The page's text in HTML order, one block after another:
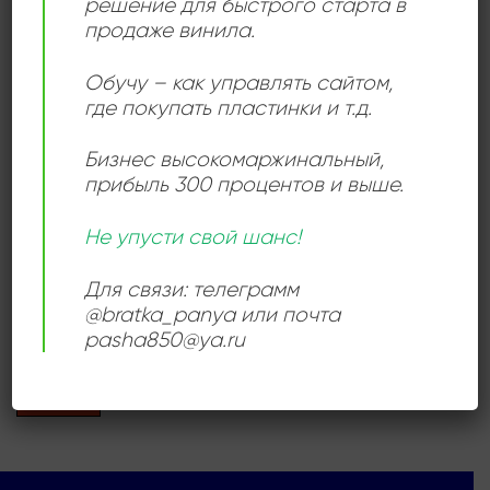
зарождавшейся советской рок-сцене 1980-х годов.
Add to
wishlist
Бит-Квартет “Секрет”
720,00₽
Продается: Интернет-магазин
продаже винила.
Обучу – как управлять сайтом,
где покупать пластинки и т.д.
Бизнес высокомаржинальный,
прибыль 300 процентов и выше.
Не упусти свой шанс!
Для связи: телеграмм
@bratka_panya или почта
pasha850@ya.ru